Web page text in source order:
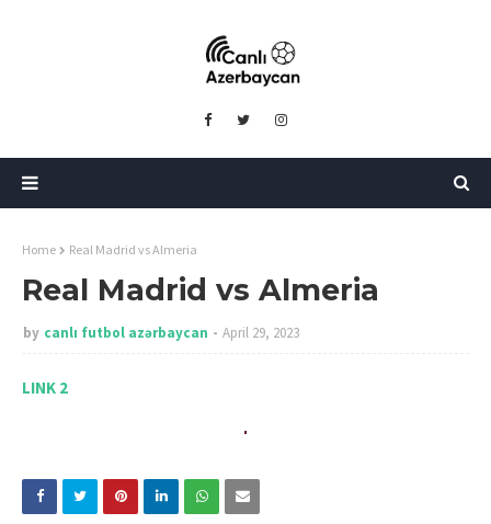
Home Real Madrid vs Almeria
Real Madrid vs Almeria
by canlı futbol azərbaycan April 29, 2023
LINK 2